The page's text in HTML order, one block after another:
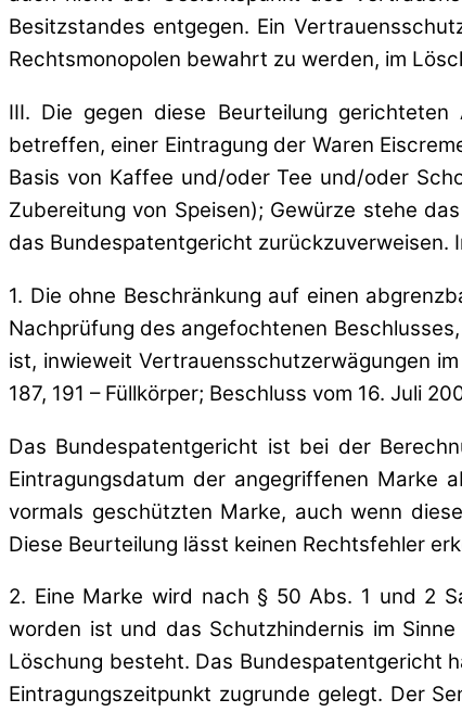
Besitzstandes entgegen. Ein
Rechtsmonopolen bewahrt zu werden, im
III. Die gegen diese Beurteilung
betreffen, einer Eintragung der Waren
Basis von Kaffee und/oder Tee und/oder
Zubereitung von Speisen); Gewürze stehe
das Bundespatentgericht zurückzuverweisen.
1. Die ohne Beschränkung auf einen
Nachprüfung des angefochtenen
ist, inwieweit Vertrauensschutzerwägungen
187, 191 – Füllkörper; Beschluss vom 16. Juli
Das Bundespatentgericht ist bei der
Eintragungsdatum der angegriffenen Marke
vormals geschützten Marke, auch wenn
Diese Beurteilung lässt keinen Rechtsfehler
2. Eine Marke wird nach § 50 Abs. 1 und 2
worden ist und das Schutzhindernis im
Löschung besteht. Das Bundespatentgericht
Eintragungszeitpunkt zugrunde gelegt. Der